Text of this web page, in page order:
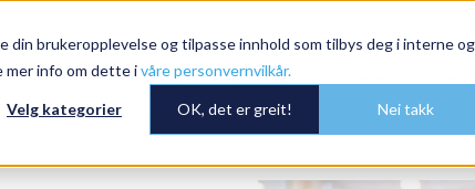
brukeropplevelse og tilpasse innhold som tilbys deg i interne og
mer info om dette ivåre personvernvilkår.
Velg kategorier OK, det er greit! Nei takk
JOBBSØKER OM MDE AKTUELT